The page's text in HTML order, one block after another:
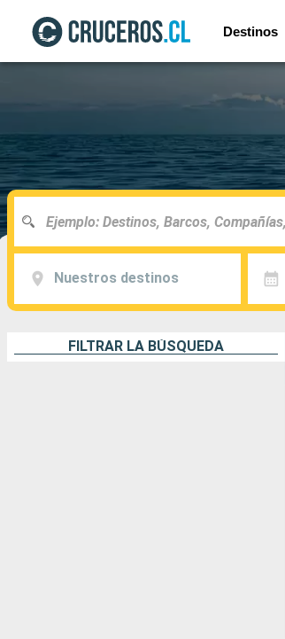
Destinos
Nuestros destinos
FILTRAR LA BÚSQUEDA